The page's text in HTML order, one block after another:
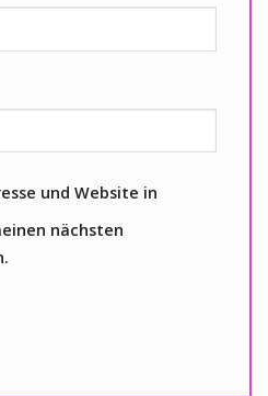
und Website in
nächsten